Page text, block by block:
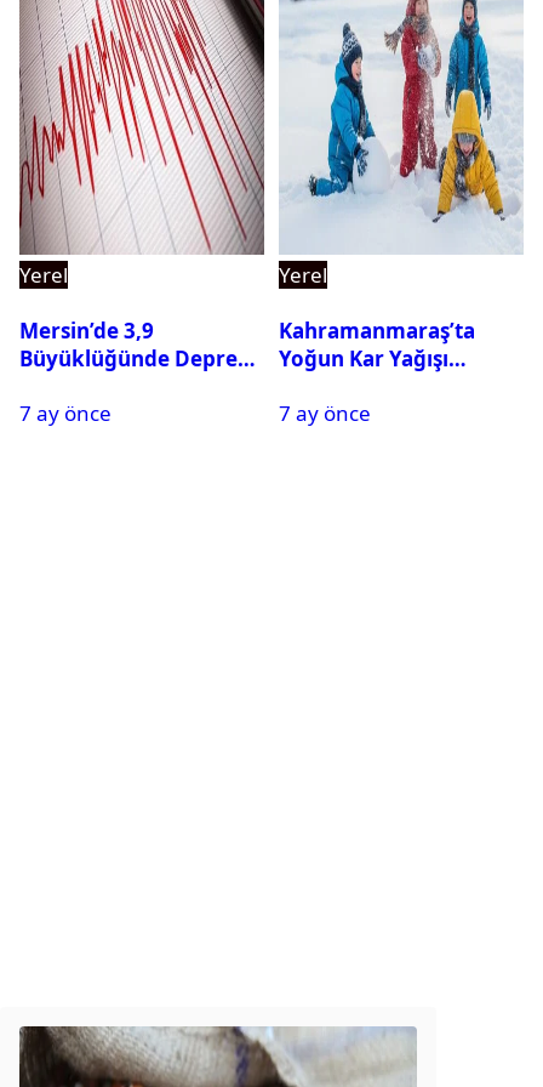
Yerel
Mersin’de 3,9
Büyüklüğünde Deprem
7 ay önce
Yerel
Kahramanmaraş’ta
Yoğun Kar Yağışı
Tatil
7 ay önce